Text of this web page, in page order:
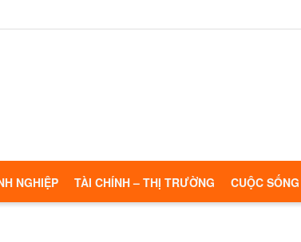
NGHIỆP TÀI CHÍNH – THỊ TRƯỜNG CUỘC SỐNG